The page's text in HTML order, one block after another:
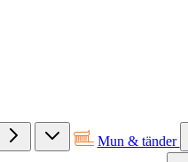
Mun & tänder